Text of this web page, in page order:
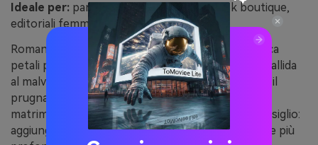
Ideale per: partecipazioni nozze, lookbook boutique,
editoriali femminili
Romantica e nostalgica, questa palette blush evoca
petali pressati e tessuti satinati. Abbina la crema pallida
al malva polveroso per un feeling vintage, usando il
prugna per una tipografia elegante. Perfetta per
matrimonio, lookbook e layout editoriali soft. Consiglio:
aggiungi una leggera grana o texture carta per dare più